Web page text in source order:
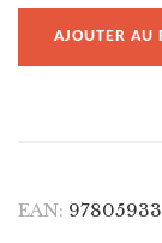
AJOUTER AU
EAN: